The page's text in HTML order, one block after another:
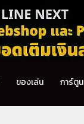
ของเล่น การ์ตูน